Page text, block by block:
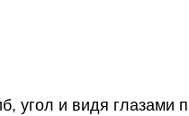
угол и видя